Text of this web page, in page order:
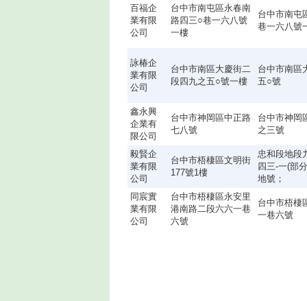
百福企
業有限
公司
台中市南屯區永春南
路四三○巷一六八號
一樓
台中市南屯
巷一六八號
詠椿企
業有限
公司
台中市南區大慶街二
段四九之五○號一樓
台中市南區
五○號
鑫永興
企業有
限公司
台中市神岡區中正路
七八號
台中市神岡
之三號
毅賢企
業有限
公司
台中市梧棲區文明街
177號1樓
忠和段地段
四三-一(部
地號；
同宸實
業有限
公司
台中市梧棲區永安里
港南路二段六六一巷
六號
台中市梧棲
一巷六號